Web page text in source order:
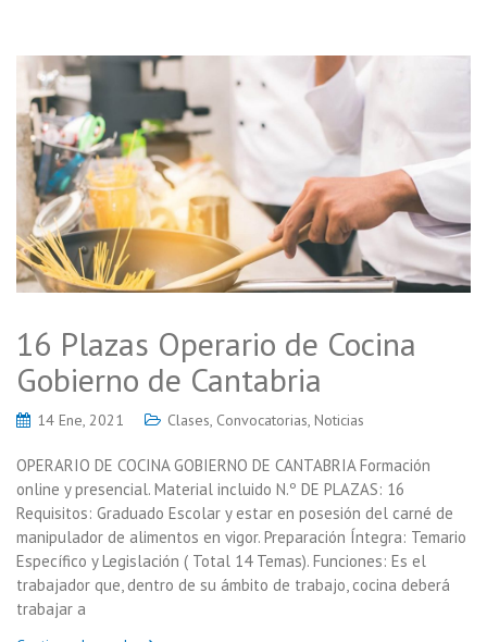
16 Plazas Operario de Cocina
Gobierno de Cantabria
14 Ene, 2021 Clases, Convocatorias, Noticias
OPERARIO DE COCINA GOBIERNO DE CANTABRIA Formación
online y presencial. Material incluido N.º DE PLAZAS: 16
Requisitos: Graduado Escolar y estar en posesión del carné de
manipulador de alimentos en vigor. Preparación Íntegra: Temario
Específico y Legislación ( Total 14 Temas). Funciones: Es el
trabajador que, dentro de su ámbito de trabajo, cocina deberá
trabajar a